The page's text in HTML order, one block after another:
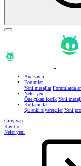
Ana sayfa
Forumlar
Yeni mesajlar Forumlarda
Neler yeni
Öne çıkan içerik Yeni
Kullanıcılar
Şu anki ziyaretçiler Yeni
Giriş yap
Kayıt ol
Neler yeni